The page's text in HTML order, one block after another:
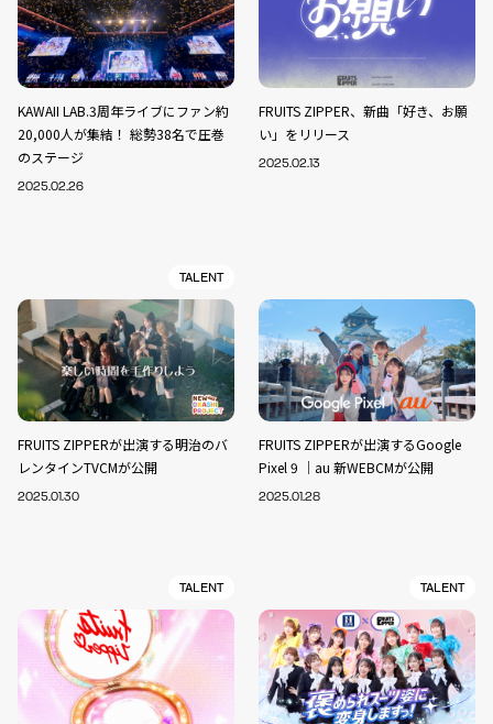
KAWAII LAB.3周年ライブにファン約
20,000人が集結！ 総勢38名で圧巻
のステージ
2025.02.26
FRUITS ZIPPER、新曲「好き、お願
い」をリリース
2025.02.13
TALENT
FRUITS ZIPPERが出演する明治のバ
レンタインTVCMが公開
2025.01.30
FRUITS ZIPPERが出演するGoogle
Pixel 9 ｜au 新WEBCMが公開
2025.01.28
TALENT TALENT